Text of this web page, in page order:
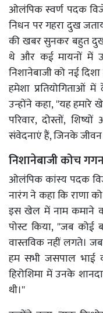
ओलंपिक स्वर्ण पदक
निधन पर गहरा दुख
की खबर सुनकर बहुत
थे और कई मायनों में
निशानेबाजी को नई
हमेशा प्रतियोगिताओं
उन्होंने कहा, ''यह
परिवार, दोस्तों,
संवेदनाएं हैं, जिनके जीवन
निशानेबाजी कोच
ओलंपिक कांस्य पदक
नारंग ने कहा कि राणा
इस खेल में नाम कमाने
पोस्ट किया, ''जब कोई
वास्तविक नहीं लगते।
हम सभी जसपाल भाई
हिरोशिमा में उनके
थी।''